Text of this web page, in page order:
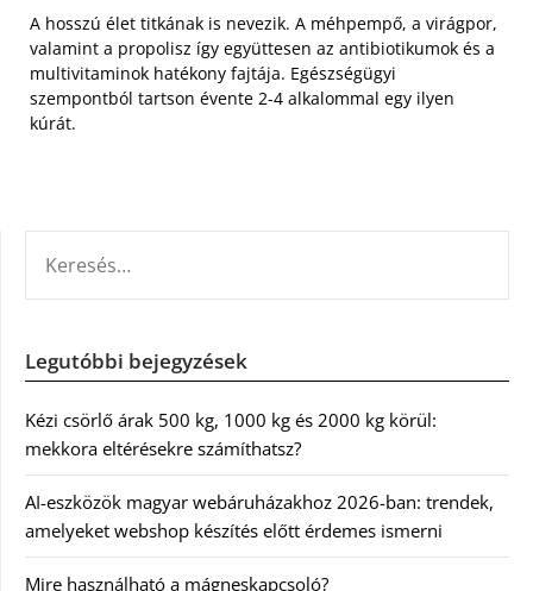
A hosszú élet titkának is nevezik. A méhpempő, a virágpor,
valamint a propolisz így együttesen az antibiotikumok és a
multivitaminok hatékony fajtája. Egészségügyi
szempontból tartson évente 2-4 alkalommal egy ilyen
kúrát.
Legutóbbi bejegyzések
Kézi csörlő árak 500 kg, 1000 kg és 2000 kg körül:
mekkora eltérésekre számíthatsz?
AI-eszközök magyar webáruházakhoz 2026-ban: trendek,
amelyeket webshop készítés előtt érdemes ismerni
Mire használható a mágneskapcsoló?